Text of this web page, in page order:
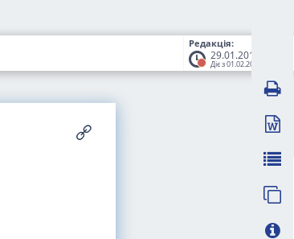
Редакція:
29.01.2015
Діє з 01.02.2015